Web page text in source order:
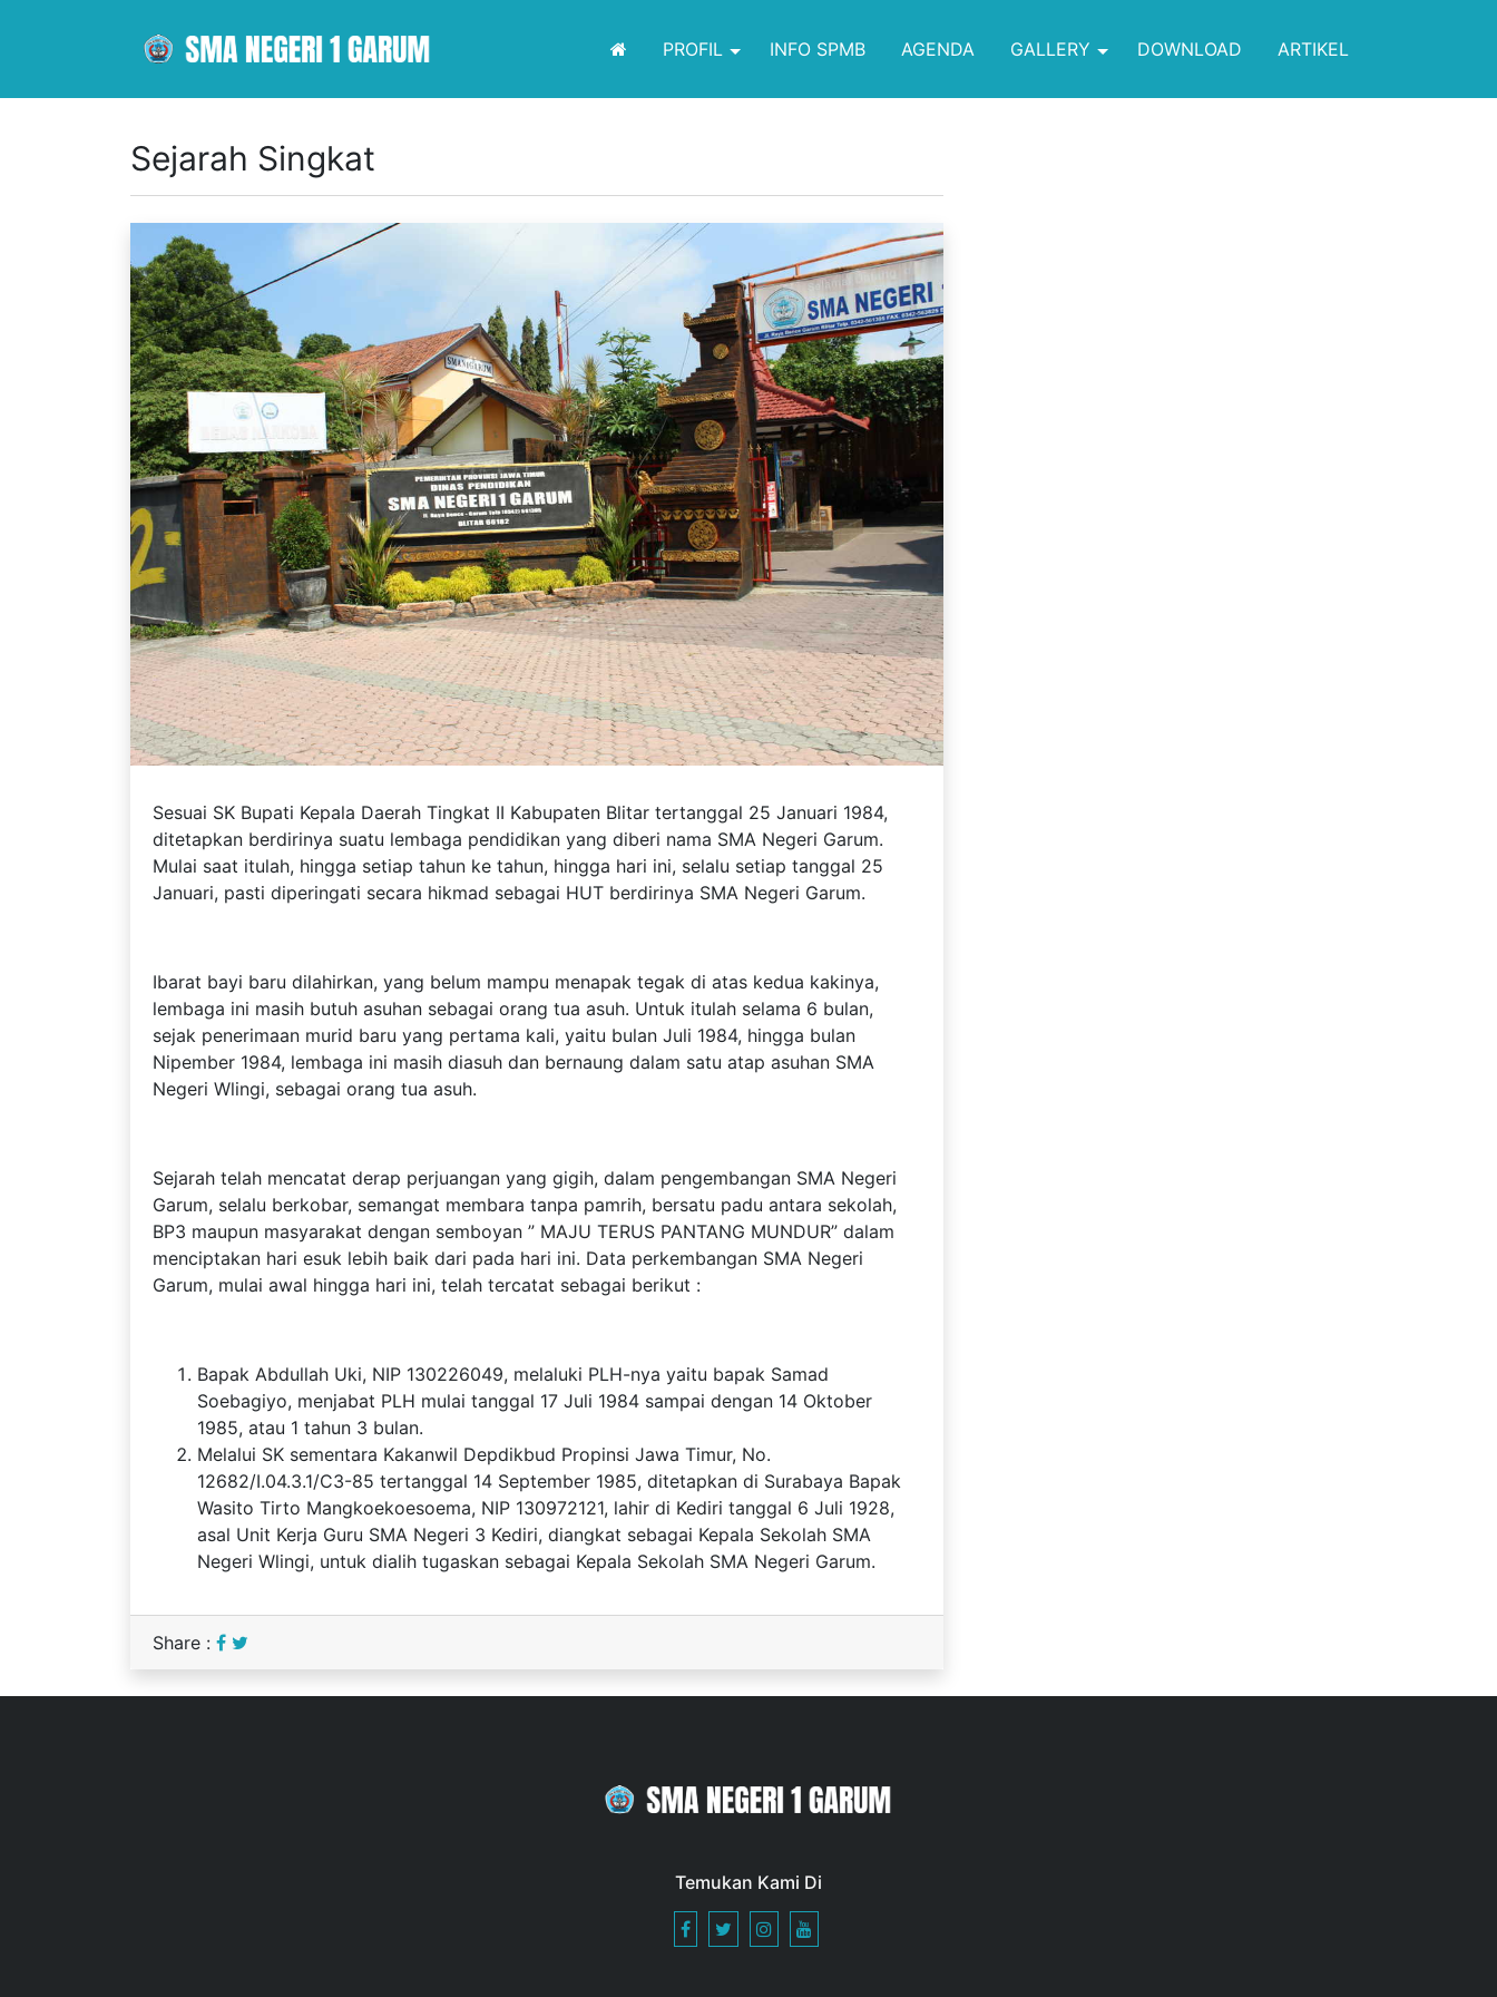
PROFIL INFO SPMB AGENDA GALLERY DOWNLOAD ARTIKEL
Sejarah Singkat
Sesuai SK Bupati Kepala Daerah Tingkat II Kabupaten Blitar tertanggal 25 Januari 1984,
ditetapkan berdirinya suatu lembaga pendidikan yang diberi nama SMA Negeri Garum.
Mulai saat itulah, hingga setiap tahun ke tahun, hingga hari ini, selalu setiap tanggal 25
Januari, pasti diperingati secara hikmad sebagai HUT berdirinya SMA Negeri Garum.
Ibarat bayi baru dilahirkan, yang belum mampu menapak tegak di atas kedua kakinya,
lembaga ini masih butuh asuhan sebagai orang tua asuh. Untuk itulah selama 6 bulan,
sejak penerimaan murid baru yang pertama kali, yaitu bulan Juli 1984, hingga bulan
Nipember 1984, lembaga ini masih diasuh dan bernaung dalam satu atap asuhan SMA
Negeri Wlingi, sebagai orang tua asuh.
Sejarah telah mencatat derap perjuangan yang gigih, dalam pengembangan SMA Negeri
Garum, selalu berkobar, semangat membara tanpa pamrih, bersatu padu antara sekolah,
BP3 maupun masyarakat dengan semboyan ” MAJU TERUS PANTANG MUNDUR” dalam
menciptakan hari esuk lebih baik dari pada hari ini. Data perkembangan SMA Negeri
Garum, mulai awal hingga hari ini, telah tercatat sebagai berikut :
Bapak Abdullah Uki, NIP 130226049, melaluki PLH-nya yaitu bapak Samad
Soebagiyo, menjabat PLH mulai tanggal 17 Juli 1984 sampai dengan 14 Oktober
1985, atau 1 tahun 3 bulan.
Melalui SK sementara Kakanwil Depdikbud Propinsi Jawa Timur, No.
12682/I.04.3.1/C3-85 tertanggal 14 September 1985, ditetapkan di Surabaya Bapak
Wasito Tirto Mangkoekoesoema, NIP 130972121, lahir di Kediri tanggal 6 Juli 1928,
asal Unit Kerja Guru SMA Negeri 3 Kediri, diangkat sebagai Kepala Sekolah SMA
Negeri Wlingi, untuk dialih tugaskan sebagai Kepala Sekolah SMA Negeri Garum.
Share :
Temukan Kami Di